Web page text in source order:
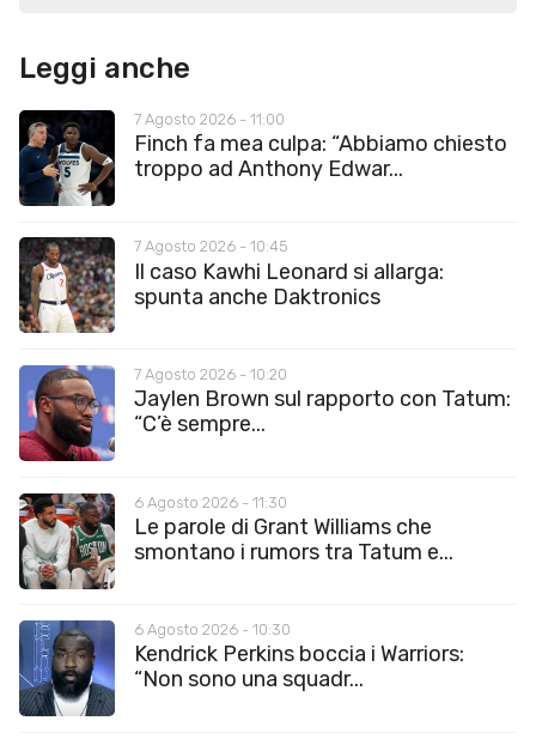
Leggi anche
7 Agosto 2026 - 11:00
Finch fa mea culpa: “Abbiamo chiesto
troppo ad Anthony Edwar...
7 Agosto 2026 - 10:45
Il caso Kawhi Leonard si allarga:
spunta anche Daktronics
7 Agosto 2026 - 10:20
Jaylen Brown sul rapporto con Tatum:
“C’è sempre...
6 Agosto 2026 - 11:30
Le parole di Grant Williams che
smontano i rumors tra Tatum e...
6 Agosto 2026 - 10:30
Kendrick Perkins boccia i Warriors:
“Non sono una squadr...